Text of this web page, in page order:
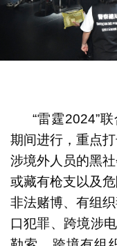
“雷霆
“雷霆2024”
期间进行，重点
涉境外人员的黑
或藏有枪支以及
非法赌博、有组
口犯罪、跨境涉